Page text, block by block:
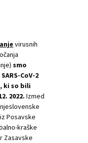
virusnih
smo
CoV-2
ki so bili
2022. Izmed
Posavske
kraške
Zasavske